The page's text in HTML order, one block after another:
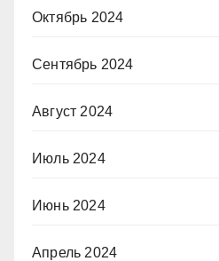
Октябрь 2024
Сентябрь 2024
Август 2024
Июль 2024
Июнь 2024
Апрель 2024